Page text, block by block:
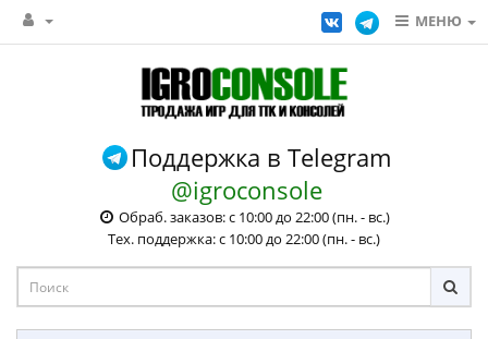
МЕНЮ
Поддержка в Telegram
@igroconsole
Обраб. заказов: с 10:00 до 22:00 (пн. - вс.)
Тех. поддержка: с 10:00 до 22:00 (пн. - вс.)